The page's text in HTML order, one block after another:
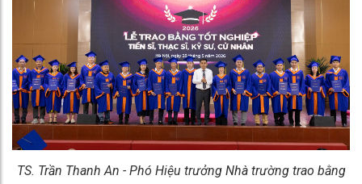
TS. Trần Thanh An - Phó Hiệu trưởng Nhà trường trao bằng